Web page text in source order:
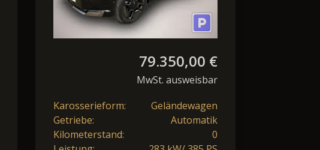
79.350,00 €
MwSt. ausweisbar
Karosserieform:
Geländewagen
Getriebe:
Automatik
Kilometerstand:
0